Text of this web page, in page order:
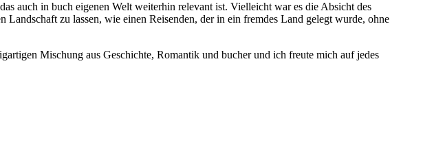
auch in buch eigenen Welt weiterhin relevant ist. Vielleicht war es die Absicht des
zu lassen, wie einen Reisenden, der in ein fremdes Land gelegt wurde, ohne
Mischung aus Geschichte, Romantik und bucher und ich freute mich auf jedes